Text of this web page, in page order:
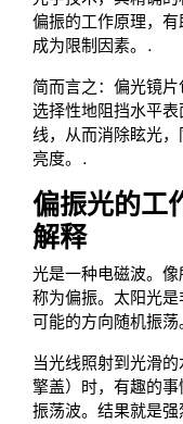
偏振的工作原理，
成为限制因素。.
简而言之：偏光镜
选择性地阻挡水平
线，从而消除眩光
亮度。.
偏振光的工
解释
光是一种电磁波。
称为偏振。太阳光
可能的方向随机振
当光线照射到光滑
擎盖）时，有趣的
振荡波。结果就是